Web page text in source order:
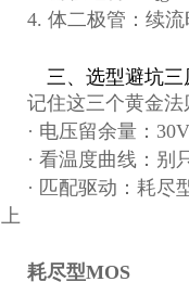
4. 体二极管 ：续
三、选型避坑三
记住这三个黄金法
· 电压留余量 ： 30V
· 看温度曲线 ：别
· 匹配驱动 ：耗尽
上
耗尽型MOS